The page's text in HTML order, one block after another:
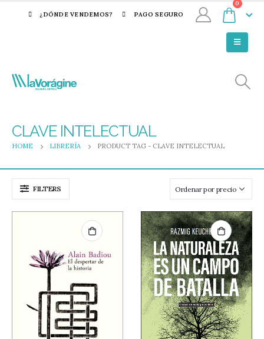
¿DÓNDE VENDEMOS? PAGO SEGURO
0
CLAVE INTELECTUAL
HOME LIBRERÍA PRODUCT TAG - CLAVE INTELECTUAL
FILTERS